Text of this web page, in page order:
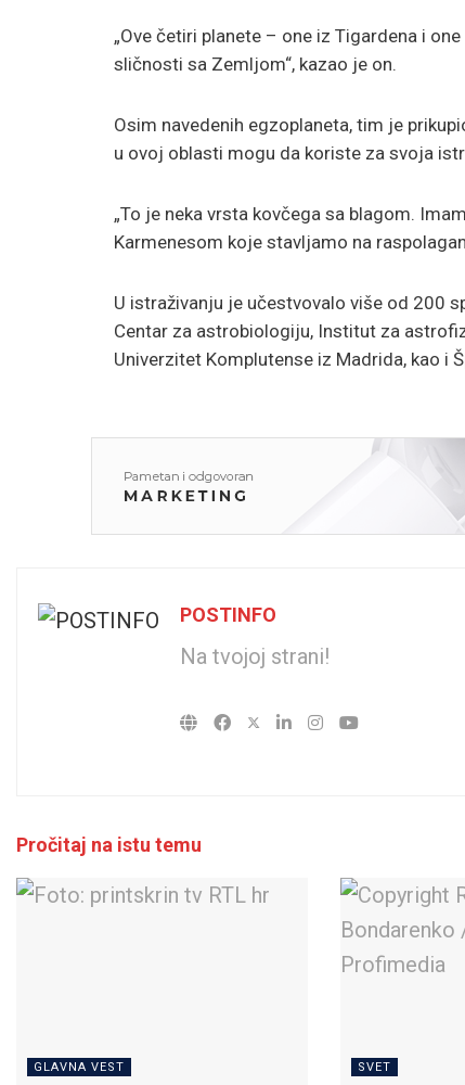
„Ove četiri planete – one iz Tigardena i
sličnosti sa Zemljom“, kazao je on.
Osim navedenih egzoplaneta, tim je
u ovoj oblasti mogu da koriste za svoja
„To je neka vrsta kovčega sa blagom.
Karmenesom koje stavljamo na
U istraživanju je učestvovalo više od 200
Centar za astrobiologiju, Institut za
Univerzitet Komplutense iz Madrida, kao i
POSTINFO
Na tvojoj strani!
Pročitaj na istu temu
GLAVNA VEST SVET